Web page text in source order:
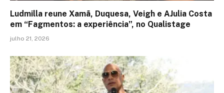
Ludmilla reune Xamã, Duquesa, Veigh e AJulia Costa
em “Fagmentos: a experiência”, no Qualistage
julho 21, 2026